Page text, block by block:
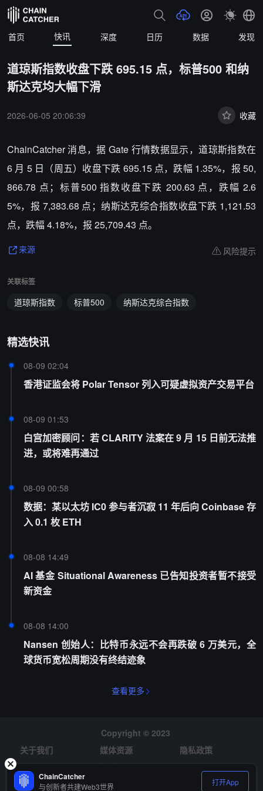
首页 快讯 深度 日历 数据 发现
道琼斯指数收盘下跌 695.15 点，标普500 和纳
斯达克均大幅下滑
2026-06-05 20:06:39 收藏
ChainCatcher 消息，据 Gate 行情数据显示，道琼斯指数在
6 月 5 日（周五）收盘下跌 695.15 点，跌幅 1.35%，报 50,
866.78 点；标普500 指数收盘下跌 200.63 点，跌幅 2.6
5%，报 7,383.68 点；纳斯达克综合指数收盘下跌 1,121.53
点，跌幅 4.18%，报 25,709.43 点。
来源 风险提示
关联标签
道琼斯指数 标普500 纳斯达克综合指数
精选快讯
08-09 02:04
香港证监会将 Polar Tensor 列入可疑虚拟资产交易平台
08-09 01:53
白宫加密顾问：若 CLARITY 法案在 9 月 15 日前无法推
进，或将难再通过
08-09 00:58
数据：某以太坊 IC0 参与者沉寂 11 年后向 Coinbase 存
入 0.1 枚 ETH
08-08 14:49
AI 基金 Situational Awareness 已告知投资者暂不接受
新资金
08-08 14:00
Nansen 创始人：比特币永远不会再跌破 6 万美元，全
球货币宽松周期没有终结迹象
查看更多
Copyright © 2023
关于我们
媒体资源
隐私政策
风险提示
招聘
ChainCatcher
与创新者共建Web3世界 打开App